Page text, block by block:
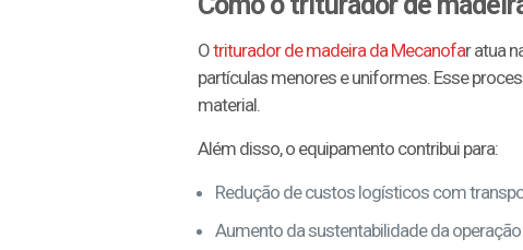
Otriturador de madeira da Mecanofar atua
partículas menores e uniformes. Esse
material.
Além disso, o equipamento contribui para:
Redução de custos logísticos com
Aumento da sustentabilidade da